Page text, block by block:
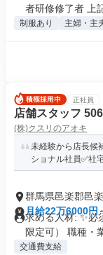
者研修修了者 上
制服あり 主婦・主
正社員
店舗スタッフ
(株)クスリのアオキ
未経験から店長候
ショナル社員✅社
群馬県邑楽郡邑
月給22万6000円
求める人材: ✨必
限定可） 職種・
交通費支給